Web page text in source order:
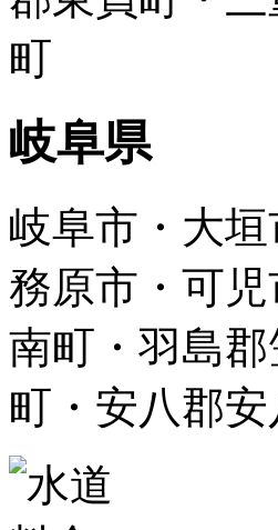
町
岐阜県
岐阜市・大
務原市・可
南町・羽島
町・安八郡